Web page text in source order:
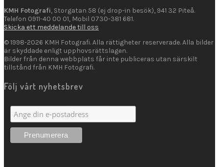
Fotogaller
KMH Fotografi, Storgatan 58 (ej drop-in besök), 941 32 Piteå.
Telefon 0911-40 00 01, Mobil 0730-381 681.
Skicka ett meddelande till oss
© 1998-2026 KMH Fotografi. Alla rättigheter reserverade. Alla bilder
är skyddade enligt upphovsrättslagen.
Bilder från denna webbplats får inte publiceras utan särskilt
tillstånd från KMH Fotografi.
Följ vårt nyhetsbrev